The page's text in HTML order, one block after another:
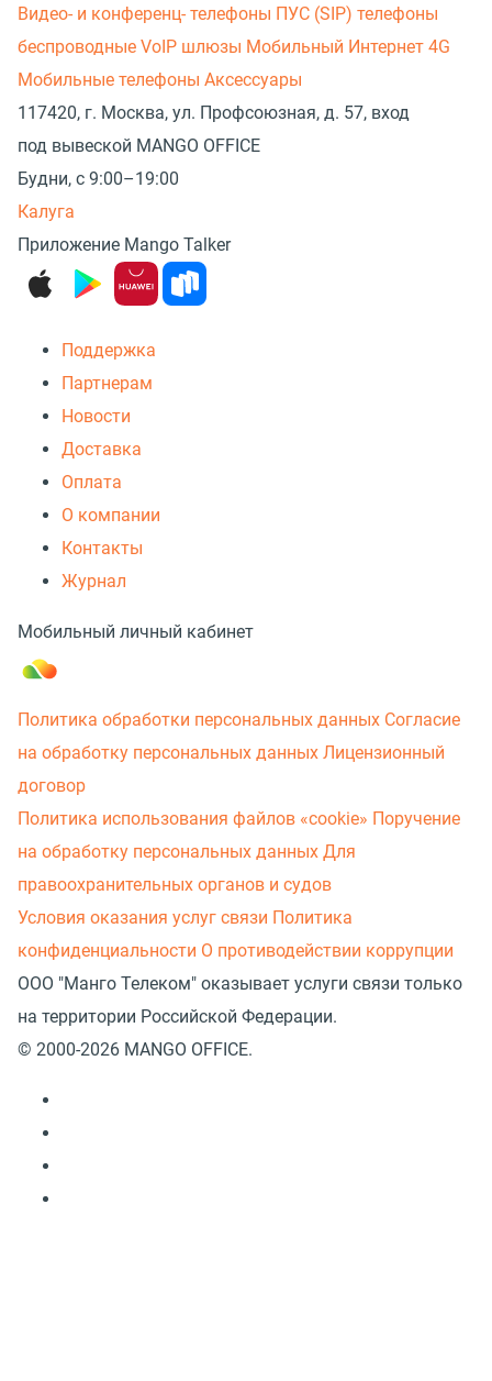
Видео- и конференц- телефоны ПУС (SIP) телефоны
беспроводные VoIP шлюзы Мобильный Интернет 4G
Мобильные телефоны Аксессуары
117420, г. Москва, ул. Профсоюзная, д. 57, вход
под вывеской MANGO OFFICE
Будни, с 9:00–19:00
Калуга
Приложение Mango Talker
Поддержка
Партнерам
Новости
Доставка
Оплата
О компании
Контакты
Журнал
Мобильный личный кабинет
Политика обработки персональных данных Согласие
на обработку персональных данных Лицензионный
договор
Политика использования файлов «cookie» Поручение
на обработку персональных данных Для
правоохранительных органов и судов
Условия оказания услуг связи Политика
конфиденциальности О противодействии коррупции
ООО "Манго Телеком" оказывает услуги связи только
на территории Российской Федерации.
© 2000-2026 MANGO OFFICE.